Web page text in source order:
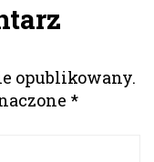
opublikowany.
*